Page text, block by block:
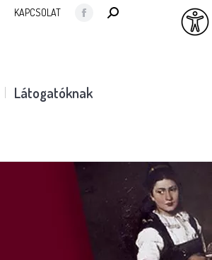
KAPCSOLAT
Facebook
new
SEARCH:
Látogatóknak